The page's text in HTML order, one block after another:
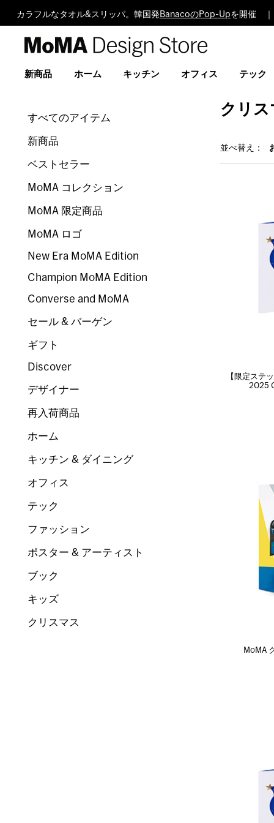
カラフルなタオル&スリッパ。韓国発 BanacoのPop-Upを開催
Design
新商品 ホーム キッチン オフィス テック
クリス
並べ替え：
【限定ステ
2025
MoMA
すべてのアイテム
新商品
ベストセラー
MoMA コレクション
MoMA 限定商品
MoMA ロゴ
New Era MoMA Edition
Champion MoMA Edition
Converse and MoMA
セール & バーゲン
ギフト
Discover
デザイナー
再入荷商品
ホーム
キッチン & ダイニング
オフィス
テック
ファッション
ポスター & アーティスト
ブック
キッズ
クリスマス